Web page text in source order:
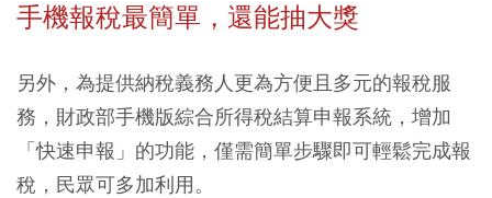
手機報稅最簡單，還能抽大獎
另外，為提供納稅義務人更為方便且多元的報稅服
務，財政部手機版綜合所得稅結算申報系統，增加
「快速申報」的功能，僅需簡單步驟即可輕鬆完成報
稅，民眾可多加利用。